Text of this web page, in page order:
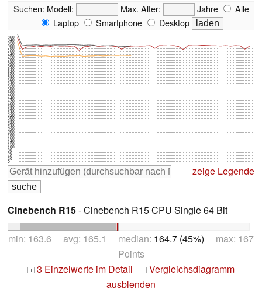
Suchen: Modell: Max. Alter: Jahre
Alle
Laptop
Smartphone Desktop
0
20
40
60
80
100
120
140
160
180
200
220
240
260
280
300
320
340
360
380
400
420
440
460
480
500
520
540
560
580
600
620
640
660
680
700
720
740
760
780
800
820
840
860
zeige Legende
Cinebench R15- Cinebench R15 CPU Single 64 Bit
min: 163.6 avg: 165.1 median: 164.7 (45%) max: 167
Points
+ 3 Einzelwerte im Detail - Vergleichsdiagramm
ausblenden